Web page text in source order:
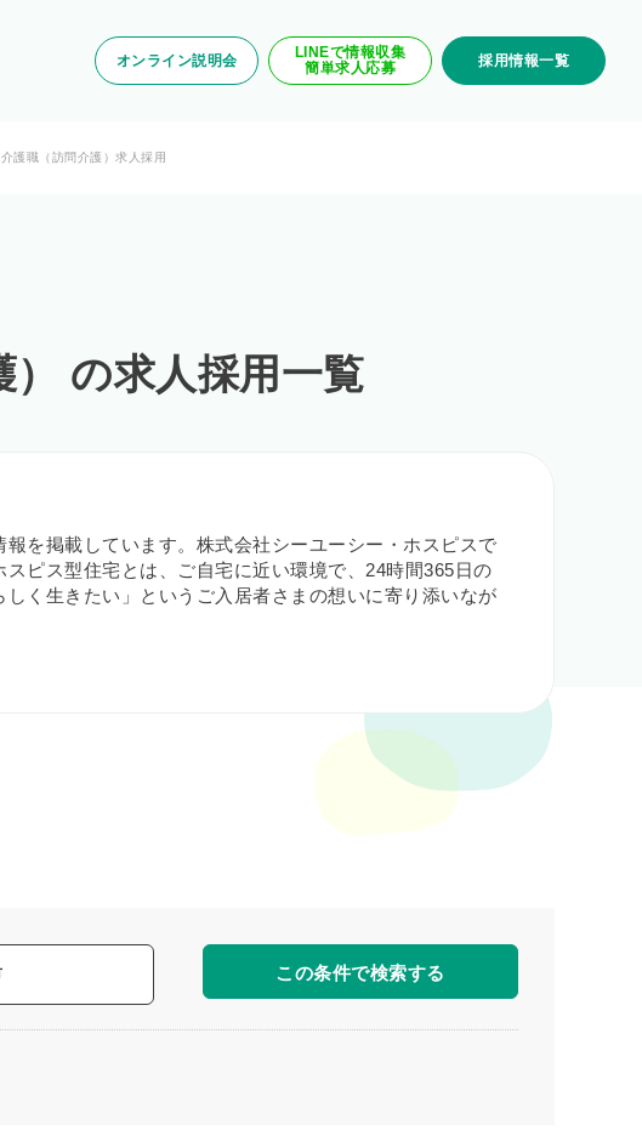
オンライン説明会
LINEで情報収集
簡単求人応募
採用情報一覧
護職（訪問介護）求人採用
の求人採用一覧
を掲載しています。株式会社シーユーシー・ホスピスで
ピス型住宅とは、ご自宅に近い環境で、24時間365日の
く生きたい」というご入居者さまの想いに寄り添いなが
この条件で検索する